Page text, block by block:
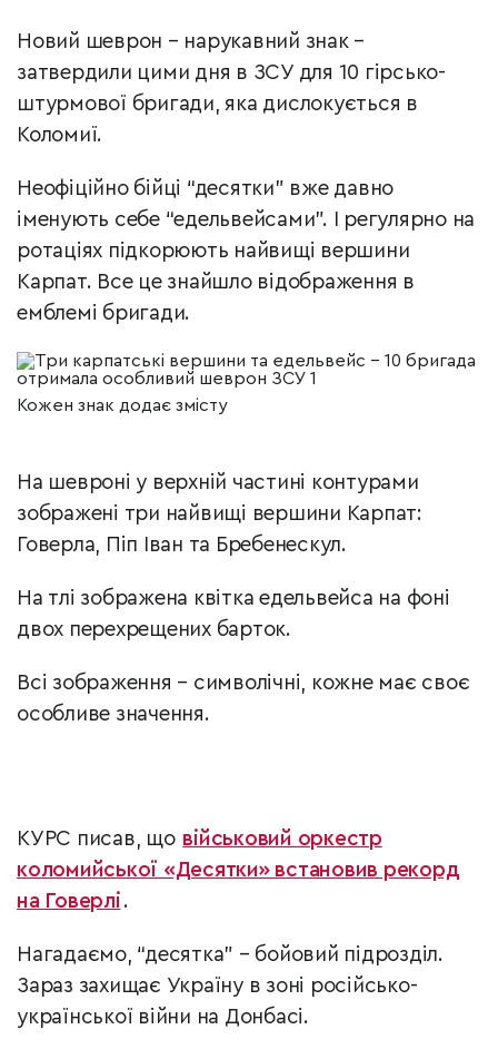
Новий шеврон – нарукавний знак –
затвердили цими дня в ЗСУ для 10 гірсько-
штурмової бригади, яка дислокується в
Коломиї.
Неофіційно бійці “десятки” вже давно
іменують себе “едельвейсами”. І регулярно на
ротаціях підкорюють найвищі вершини
Карпат. Все це знайшло відображення в
емблемі бригади.
Кожен знак додає змісту
На шевроні у верхній частині контурами
зображені три найвищі вершини Карпат:
Говерла, Піп Іван та Бребенескул.
На тлі зображена квітка едельвейса на фоні
двох перехрещених барток.
Всі зображення – символічні, кожне має своє
особливе значення.
КУРС писав, що військовий оркестр
коломийської «Десятки» встановив рекорд
на Говерлі .
Нагадаємо, “десятка” – бойовий підрозділ.
Зараз захищає Україну в зоні російсько-
української війни на Донбасі.